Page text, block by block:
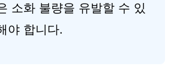
소화 불량을 유발할 수 있
야 합니다.